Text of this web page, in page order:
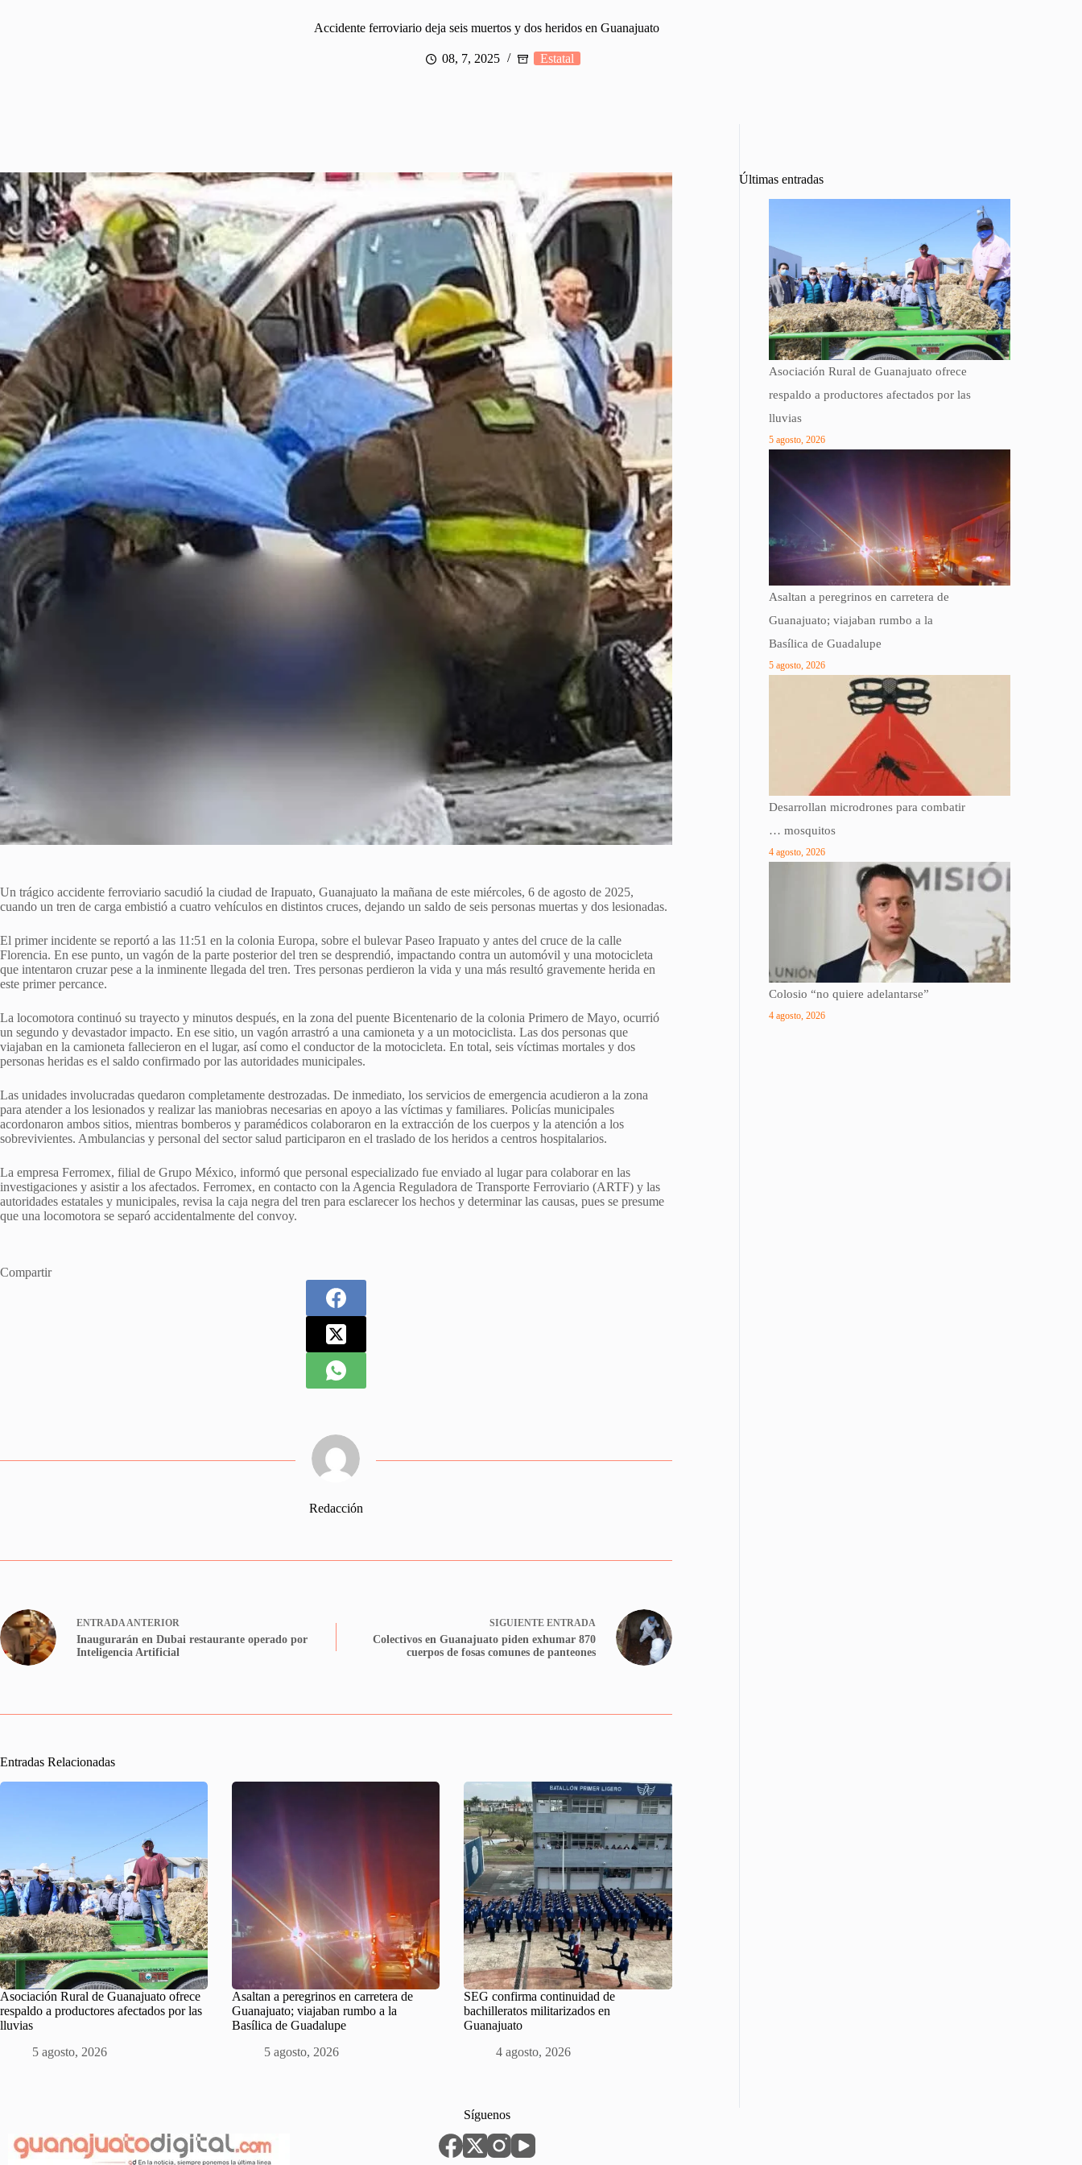
Accidente ferroviario deja seis muertos y dos heridos en Guanajuato
08, 7, 2025 Estatal
Un trágico accidente ferroviario sacudió la ciudad de Irapuato, Guanajuato la mañana de este miércoles, 6 de agosto de 2025,
cuando un tren de carga embistió a cuatro vehículos en distintos cruces, dejando un saldo de seis personas muertas y dos lesionadas.
El primer incidente se reportó a las 11:51 en la colonia Europa, sobre el bulevar Paseo Irapuato y antes del cruce de la calle
Florencia. En ese punto, un vagón de la parte posterior del tren se desprendió, impactando contra un automóvil y una motocicleta
que intentaron cruzar pese a la inminente llegada del tren. Tres personas perdieron la vida y una más resultó gravemente herida en
este primer percance.
La locomotora continuó su trayecto y minutos después, en la zona del puente Bicentenario de la colonia Primero de Mayo, ocurrió
un segundo y devastador impacto. En ese sitio, un vagón arrastró a una camioneta y a un motociclista. Las dos personas que
viajaban en la camioneta fallecieron en el lugar, así como el conductor de la motocicleta. En total, seis víctimas mortales y dos
personas heridas es el saldo confirmado por las autoridades municipales.
Las unidades involucradas quedaron completamente destrozadas. De inmediato, los servicios de emergencia acudieron a la zona
para atender a los lesionados y realizar las maniobras necesarias en apoyo a las víctimas y familiares. Policías municipales
acordonaron ambos sitios, mientras bomberos y paramédicos colaboraron en la extracción de los cuerpos y la atención a los
sobrevivientes. Ambulancias y personal del sector salud participaron en el traslado de los heridos a centros hospitalarios.
La empresa Ferromex, filial de Grupo México, informó que personal especializado fue enviado al lugar para colaborar en las
investigaciones y asistir a los afectados. Ferromex, en contacto con la Agencia Reguladora de Transporte Ferroviario (ARTF) y las
autoridades estatales y municipales, revisa la caja negra del tren para esclarecer los hechos y determinar las causas, pues se presume
que una locomotora se separó accidentalmente del convoy.
Compartir
Redacción
ENTRADAANTERIOR
Inaugurarán en Dubai restaurante operado por
Inteligencia Artificial
SIGUIENTE ENTRADA
Colectivos en Guanajuato piden exhumar 870
cuerpos de fosas comunes de panteones
Entradas Relacionadas
Asociación Rural de Guanajuato ofrece
respaldo a productores afectados por las
lluvias
5 agosto, 2026
Asaltan a peregrinos en carretera de
Guanajuato; viajaban rumbo a la
Basílica de Guadalupe
5 agosto, 2026
SEG confirma continuidad de
bachilleratos militarizados en
Guanajuato
4 agosto, 2026
Últimas entradas
Asociación Rural de Guanajuato ofrece
respaldo a productores afectados por las
lluvias
5 agosto, 2026
Asaltan a peregrinos en carretera de
Guanajuato; viajaban rumbo a la
Basílica de Guadalupe
5 agosto, 2026
Desarrollan microdrones para combatir
… mosquitos
4 agosto, 2026
Colosio “no quiere adelantarse”
4 agosto, 2026
Síguenos